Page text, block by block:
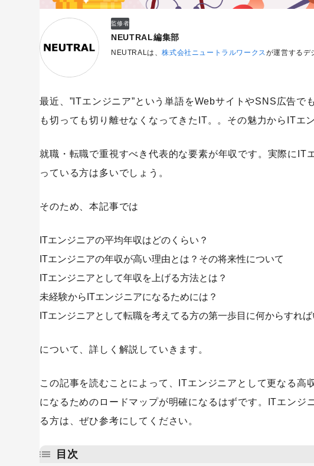
監修者
NEUTRAL編集部
NEUTRALは、株式会社ニュートラルワークス が運営するデ
最近、”ITエンジニア”という単語をWebサイトやSNS広告で
も切っても切り離せなくなってきたIT。。その魅力からITエ
就職・転職で重視すべき代表的な要素が年収です。実際にIT
っている方は多いでしょう。
そのため、本記事では
ITエンジニアの平均年収はどのくらい？
ITエンジニアの年収が高い理由とは？その将来性について
ITエンジニアとして年収を上げる方法とは？
未経験からITエンジニアになるためには？
ITエンジニアとして転職を考えてる方の第一歩目に何からすれば
について、詳しく解説していきます。
この記事を読むことによって、ITエンジニアとして更なる
になるためのロードマップが明確になるはずです。ITエンジ
る方は、ぜひ参考にしてください。
目次